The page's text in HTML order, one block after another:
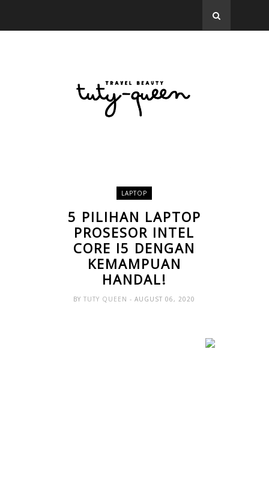
LAPTOP
5 PILIHAN LAPTOP
PROSESOR INTEL
CORE I5 DENGAN
KEMAMPUAN
HANDAL!
BYTUTY QUEEN- AUGUST 06, 2020